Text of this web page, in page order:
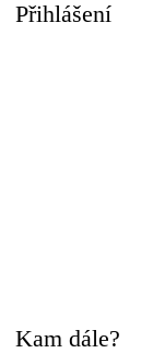
Přihlášení
Kam dále?